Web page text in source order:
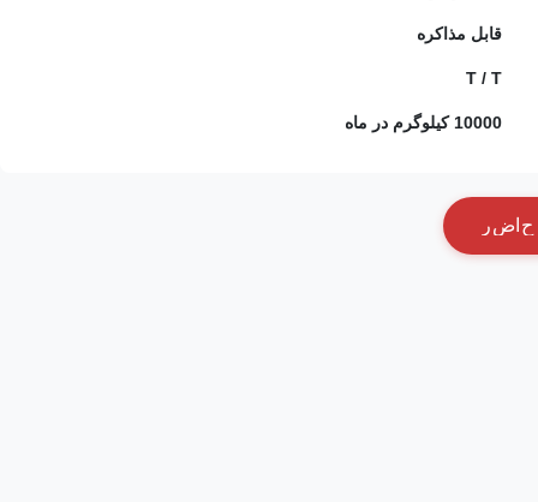
قابل مذاکره
T / T
10000 کیلوگرم در ماه
ح ضر